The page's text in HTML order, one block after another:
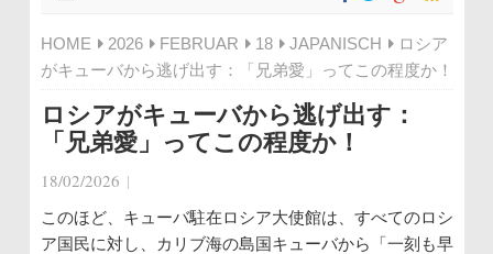
HOME 2026 FEBRUAR 18 JAPANISCH
ロシア
がキューバから逃げ出す：「兄弟愛」ってこの程度か！
ロシアがキューバから逃げ出す：
「兄弟愛」ってこの程度か！
18/02/2026 |
このほど、キューバ駐在ロシア大使館は、すべてのロシ
ア国民に対し、カリブ海の島国キューバから「一刻も早